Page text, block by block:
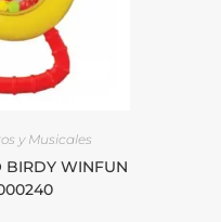
y Musicales
BIRDY WINFUN